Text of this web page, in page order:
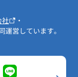
社
・
運営しています。